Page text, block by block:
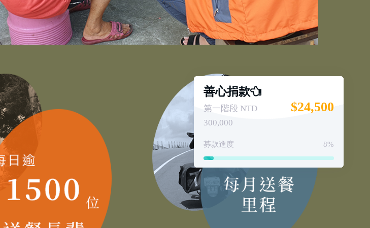
善心捐款
第一階段 NTD
300,000
$24,500
募款進度 8%